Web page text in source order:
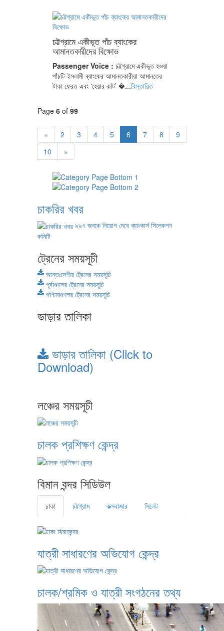
চট্টগ্রামে একীভূত পাঁচ ব্যাংকের
আমানতকারীদের বিক্ষোভ
Passenger Voice : চট্টগ্রামে একীভূত হওয়া
পাঁচটি ইসলামী ব্যাংকের আমানতকারীরা আমানতের
টাকা ফেরত এবং ‘হেয়ার কাট’ �...বিস্তারিত
Page 6 of 99
« 2 3 4 5 6 7 8
9
10
»
চাকরির খবর
৯৯৭ জনকে নিয়োগ দেবে ব্যাংকার্স সিলেকশন
কমিটি
ট্রেনের সময়সূচী
আন্তঃদেশীয় ট্রেনের সময়সূচি
পূর্বাঞ্চলের ট্রেনের সময়সূচি
পশ্চিমাঞ্চলের ট্রেনের সময়সূচি
ভাড়ার তালিকা
ভাড়ার তালিকা (Click to
Download)
লঞ্চের সময়সূচী
চালক প্রশিক্ষণ কেন্দ্র
বিমান বন্দর সিডিউল
ঢাকা চট্টগ্রাম কক্সবাজার সিলেট
যাত্রী সাধারণের অভিযোগ কেন্দ্র
চালক/শ্রমিক ও যাত্রী সংগঠনের তথ্য